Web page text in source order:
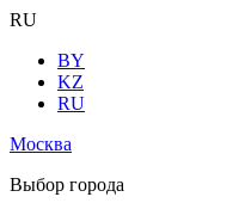
RU
BY
KZ
RU
Москва
Выбор города